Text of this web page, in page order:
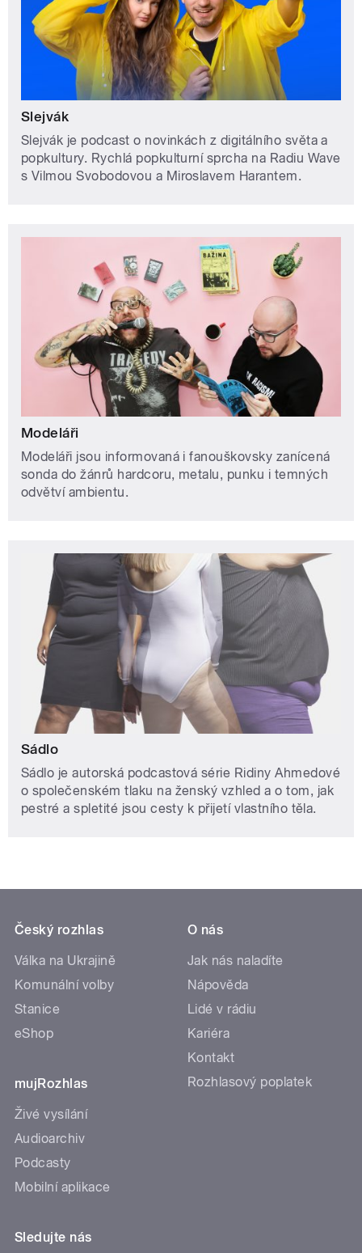
Slejvák
Slejvák je podcast o novinkách z digitálního světa a
popkultury. Rychlá popkulturní sprcha na Radiu Wave
s Vilmou Svobodovou a Miroslavem Harantem.
Modeláři
Modeláři jsou informovaná i fanouškovsky zanícená
sonda do žánrů hardcoru, metalu, punku i temných
odvětví ambientu.
Sádlo
Sádlo je autorská podcastová série Ridiny Ahmedové
o společenském tlaku na ženský vzhled a o tom, jak
pestré a spletité jsou cesty k přijetí vlastního těla.
Český rozhlas
Válka na Ukrajině
Komunální volby
Stanice
eShop
mujRozhlas
Živé vysílání
Audioarchiv
Podcasty
Mobilní aplikace
O nás
Jak nás naladíte
Nápověda
Lidé v rádiu
Kariéra
Kontakt
Rozhlasový poplatek
Sledujte nás